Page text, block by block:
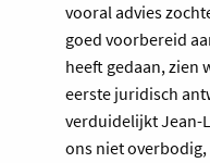
vooral advies
goed voorbereid
heeft gedaan, zien
eerste juridisch
verduidelijkt Jean-
ons niet